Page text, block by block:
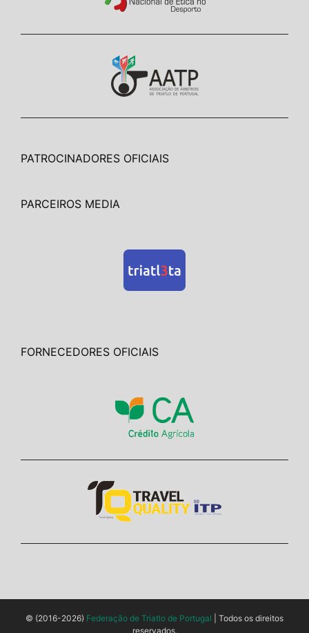
PATROCINADORES OFICIAIS
PARCEIROS MEDIA
FORNECEDORES OFICIAIS
© (2016-2026) Federação de Triatlo de Portugal | Todos os direitos
reservados.